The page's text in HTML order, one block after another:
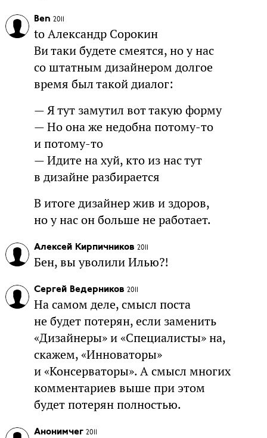
Ben 2011
to Александр Сорокин
Ви таки будете смеятся, но у нас
со штатным дизайнером долгое
время был такой диалог:
— Я тут замутил вот такую форму
— Но она же недобна потому-то
и потому-то
— Идите на хуй, кто из нас тут
в дизайне разбирается
В итоге дизайнер жив и здоров,
но у нас он больше не работает.
Алексей Кирпичников 2011
Бен, вы уволили Илью?!
Сергей Ведерников 2011
На самом деле, смысл поста
не будет потерян, если заменить
«Дизайнеры» и «Специалисты» на,
скажем, «Инноваторы»
и «Консерваторы». А смысл многих
комментариев выше при этом
будет потерян полностью.
Анонимчег 2011